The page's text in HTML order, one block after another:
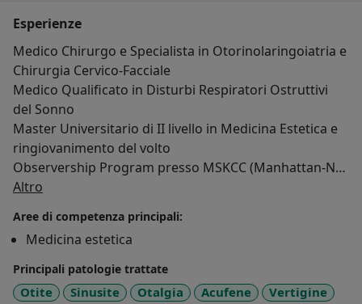
Esperienze
Medico Chirurgo e Specialista in Otorinolaringoiatria e
Chirurgia Cervico-Facciale
Medico Qualificato in Disturbi Respiratori Ostruttivi
del Sonno
Master Universitario di II livello in Medicina Estetica e
ringiovanimento del volto
Observership Program presso MSKCC (Manhattan-NY)
Dottorato di Ricerca in Tecnologie avanzate in
Docente del Corso di Chirurgia e Dissezione
Sperimentale Otologica F. Cocchini
Dirigente medico di I livello presso la UOC di ORL
Universitaria il P.O. SM Goretti, Latina
Altro
Aree di competenza principali:
Medicina estetica
Principali patologie trattate
Otite Sinusite Otalgia Acufene Vertigine